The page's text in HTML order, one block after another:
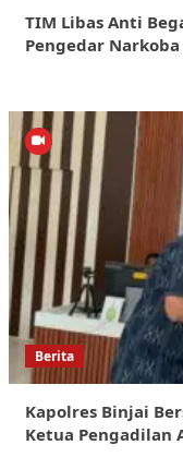
TIM Libas Anti
Pengedar
Berita
Kapolres Binjai
Ketua Pengadilan